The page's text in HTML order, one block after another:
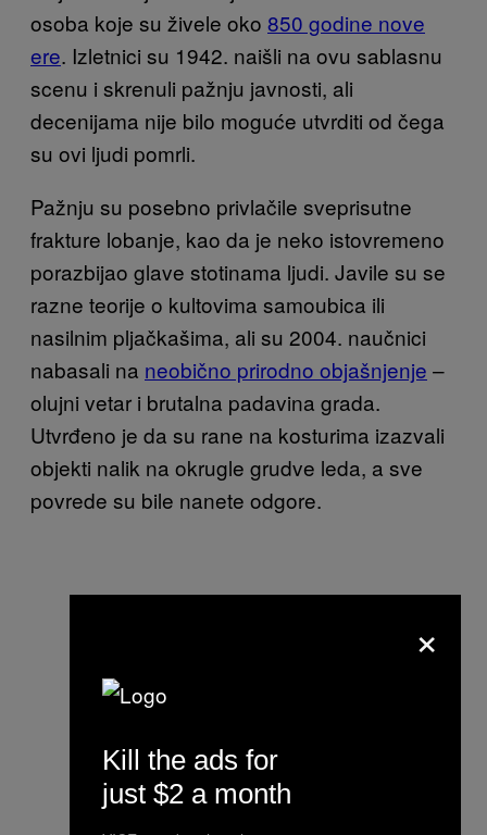
osoba koje su živele oko 850 godine nove
ere. Izletnici su 1942. naišli na ovu sablasnu
scenu i skrenuli pažnju javnosti, ali
decenijama nije bilo moguće utvrditi od čega
su ovi ljudi pomrli.
Pažnju su posebno privlačile sveprisutne
frakture lobanje, kao da je neko istovremeno
porazbijao glave stotinama ljudi. Javile su se
razne teorije o kultovima samoubica ili
nasilnim pljačkašima, ali su 2004. naučnici
nabasali na neobično prirodno objašnjenje –
olujni vetar i brutalna padavina grada.
Utvrđeno je da su rane na kosturima izazvali
objekti nalik na okrugle grudve leda, a sve
povrede su bile nanete odgore.
×
Kill the ads for
just $2 a month